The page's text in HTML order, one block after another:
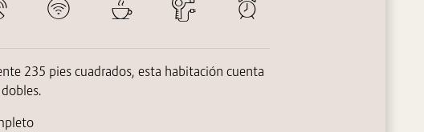
235 pies cuadrados, esta habitación cuenta